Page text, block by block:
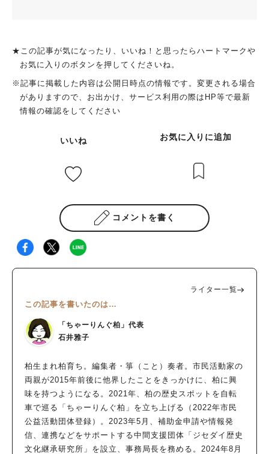
★この記事が気になったり、いいね！と思ったらハートマークや
お気に入りのボタンを押してくださいね。
※記事に掲載した内容は公開日時点の情報です。変更される場合
がありますので、お出かけ、サービス利用の際はHP等で最新
情報の確認をしてください
いいね お気に入りに追加
コメントを書く
ライター一覧
この記事を書いたのは…
「ちゃーりんぐ柏」代表
石井雅子
柏生まれ柏育ち。編集者・箏（こと）奏者。市民活動家の
両親が2015年前後に他界したことをきっかけに、柏に興
味を持つようになる。2021年、柏の歴史スポットを自転
車で巡る「ちゃーりんぐ柏」を立ち上げる（2022年市民
公益活動団体登録）。2023年5月、補助金申請や情報発
信、連携などをサポートする中間支援団体「ジセダイ歴史
文化継承研究所」を設立、事務局長を務める。2024年8月